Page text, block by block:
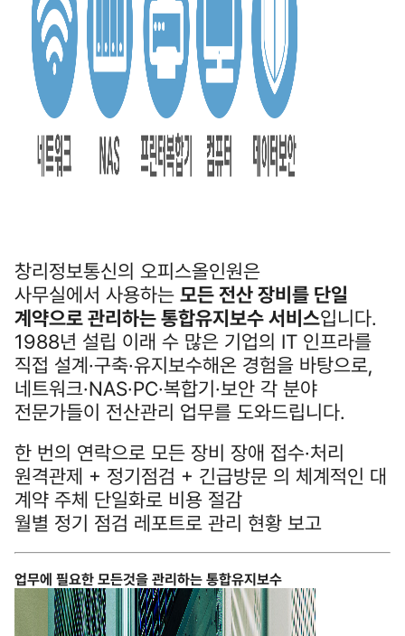
창리정보통신의 오피스올인원은
사무실에서 사용하는 모든 전산 장비를 단일
계약으로 관리하는 통합유지보수 서비스입니다.
1988년 설립 이래 수 많은 기업의 IT 인프라를
직접 설계·구축·유지보수해온 경험을 바탕으로,
네트워크·NAS·PC·복합기·보안 각 분야
전문가들이 전산관리 업무를 도와드립니다.
한 번의 연락으로 모든 장비 장애 접수·처리
원격관제 + 정기점검 + 긴급방문 의 체계적인 대
계약 주체 단일화로 비용 절감
월별 정기 점검 레포트로 관리 현황 보고
업무에 필요한 모든것을 관리하는 통합유지보수